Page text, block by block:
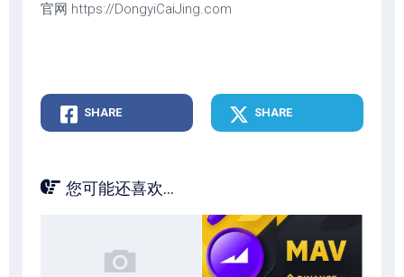
官网 https://DongyiCaiJing.com
SHARE SHARE
您可能还喜欢...